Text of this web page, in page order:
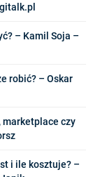
– Kamil Soja –
robić? – Oskar
marketplace czy
i ile kosztuje? –